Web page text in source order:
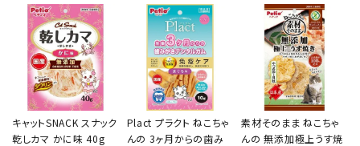
キャットSNACK スナック
乾しカマ かに味 40g
Plact プラクト ねこちゃ
んの 3ヶ月からの歯み
素材そのまま ねこちゃ
んの 無添加極上うす焼